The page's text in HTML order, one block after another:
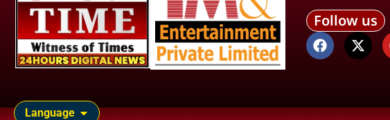
Language
Follow us